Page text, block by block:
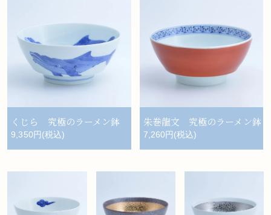
くじら 究極のラーメン鉢
9,350円(税込)
朱巻龍文 究極のラーメン鉢
7,260円(税込)